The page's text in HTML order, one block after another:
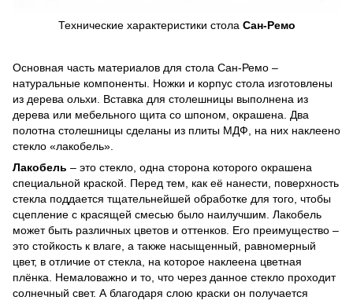
Технические характеристики стола Сан-Ремо
Основная часть материалов для стола Сан-Ремо –
натуральные компоненты. Ножки и корпус стола изготовлены
из дерева ольхи. Вставка для столешницы выполнена из
дерева или мебельного щита со шпоном, окрашена. Два
полотна столешницы сделаны из плиты МДФ, на них наклеено
стекло «лакобель».
Лакобель – это стекло, одна сторона которого окрашена
специальной краской. Перед тем, как её нанести, поверхность
стекла поддается тщательнейшей обработке для того, чтобы
сцепление с красящей смесью было наилучшим. Лакобель
может быть различных цветов и оттенков. Его преимущество –
это стойкость к влаге, а также насыщенный, равномерный
цвет, в отличие от стекла, на которое наклеена цветная
плёнка. Немаловажно и то, что через данное стекло проходит
солнечный свет. А благодаря слою краски он получается